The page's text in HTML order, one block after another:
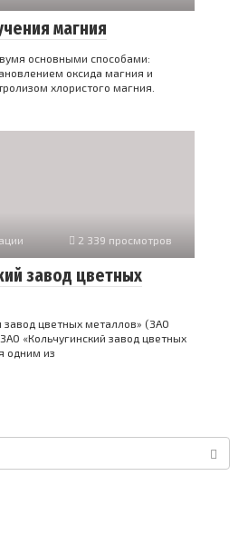
магния
основными способами:
оксида магния и
хлористого магния.
2 339 просмотров
завод цветных
завод цветных металлов» (ЗАО
«Кольчугинский завод цветных
одним из